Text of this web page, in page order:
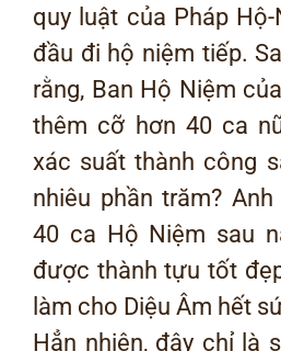
quy luật của Pháp
đầu đi hộ niệm tiếp.
rằng, Ban Hộ Niệm
thêm cỡ hơn 40 ca
xác suất thành công
nhiêu phần trăm?
40 ca Hộ Niệm sau
được thành tựu tốt
làm cho Diệu Âm hết
Hẳn nhiên, đây chỉ là